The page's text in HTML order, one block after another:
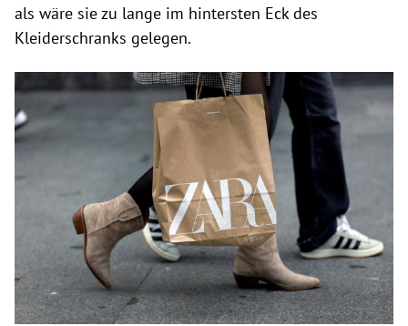
als wäre sie zu lange im hintersten Eck des
Kleiderschranks gelegen.